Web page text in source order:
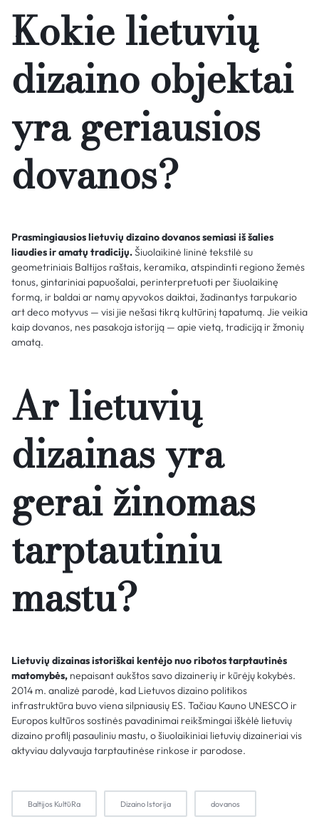
Kokie lietuvių
dizaino objektai
yra geriausios
dovanos?
Prasmingiausios lietuvių dizaino dovanos semiasi iš šalies
liaudies ir amatų tradicijų.Šiuolaikinė lininė tekstilė su
geometriniais Baltijos raštais, keramika, atspindinti regiono žemės
tonus, gintariniai papuošalai, perinterpretuoti per šiuolaikinę
formą, ir baldai ar namų apyvokos daiktai, žadinantys tarpukario
art deco motyvus — visi jie nešasi tikrą kultūrinį tapatumą. Jie veikia
kaip dovanos, nes pasakoja istoriją — apie vietą, tradiciją ir žmonių
amatą.
Ar lietuvių
dizainas yra
gerai žinomas
tarptautiniu
mastu?
Lietuvių dizainas istoriškai kentėjo nuo ribotos tarptautinės
matomybės, nepaisant aukštos savo dizainerių ir kūrėjų kokybės.
2014 m. analizė parodė, kad Lietuvos dizaino politikos
infrastruktūra buvo viena silpniausių ES. Tačiau Kauno UNESCO ir
Europos kultūros sostinės pavadinimai reikšmingai iškėlė lietuvių
dizaino profilį pasauliniu mastu, o šiuolaikiniai lietuvių dizaineriai vis
aktyviau dalyvauja tarptautinėse rinkose ir parodose.
Baltijos KultūRa Dizaino Istorija dovanos